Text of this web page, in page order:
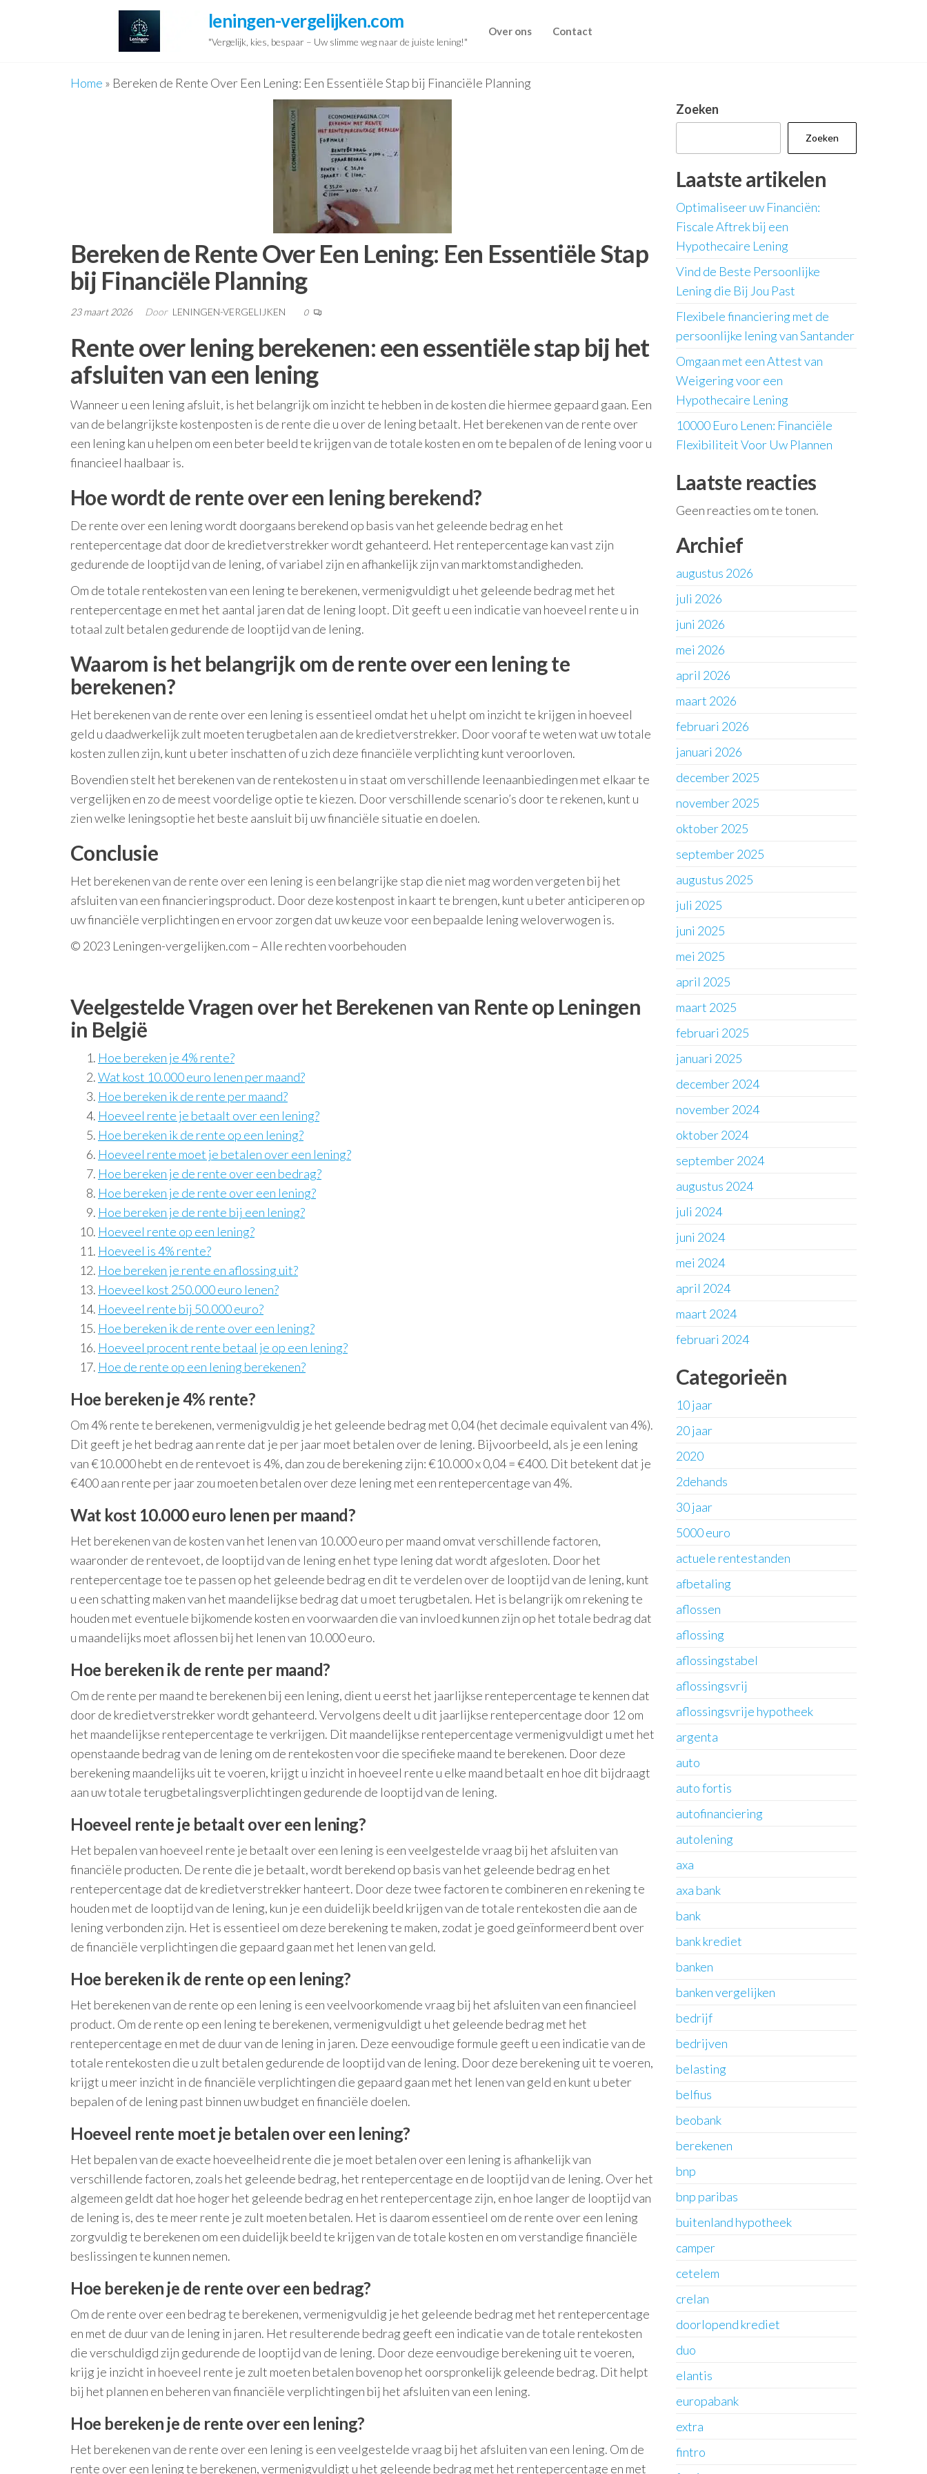
leningen-vergelijken.com
"Vergelijk, kies, bespaar – Uw slimme weg naar de juiste lening!"
Over ons Contact
Home » Bereken de Rente Over Een Lening: Een Essentiële Stap bij Financiële Planning
Bereken de Rente Over Een Lening: Een Essentiële Stap
bij Financiële Planning
23 maart 2026 Door LENINGEN-VERGELIJKEN 0
Rente over lening berekenen: een essentiële stap bij het
afsluiten van een lening
Wanneer u een lening afsluit, is het belangrijk om inzicht te hebben in de kosten die hiermee gepaard gaan. Een
van de belangrijkste kostenposten is de rente die u over de lening betaalt. Het berekenen van de rente over
een lening kan u helpen om een beter beeld te krijgen van de totale kosten en om te bepalen of de lening voor u
financieel haalbaar is.
Hoe wordt de rente over een lening berekend?
De rente over een lening wordt doorgaans berekend op basis van het geleende bedrag en het
rentepercentage dat door de kredietverstrekker wordt gehanteerd. Het rentepercentage kan vast zijn
gedurende de looptijd van de lening, of variabel zijn en afhankelijk zijn van marktomstandigheden.
Om de totale rentekosten van een lening te berekenen, vermenigvuldigt u het geleende bedrag met het
rentepercentage en met het aantal jaren dat de lening loopt. Dit geeft u een indicatie van hoeveel rente u in
totaal zult betalen gedurende de looptijd van de lening.
Waarom is het belangrijk om de rente over een lening te
berekenen?
Het berekenen van de rente over een lening is essentieel omdat het u helpt om inzicht te krijgen in hoeveel
geld u daadwerkelijk zult moeten terugbetalen aan de kredietverstrekker. Door vooraf te weten wat uw totale
kosten zullen zijn, kunt u beter inschatten of u zich deze financiële verplichting kunt veroorloven.
Bovendien stelt het berekenen van de rentekosten u in staat om verschillende leenaanbiedingen met elkaar te
vergelijken en zo de meest voordelige optie te kiezen. Door verschillende scenario’s door te rekenen, kunt u
zien welke leningsoptie het beste aansluit bij uw financiële situatie en doelen.
Conclusie
Het berekenen van de rente over een lening is een belangrijke stap die niet mag worden vergeten bij het
afsluiten van een financieringsproduct. Door deze kostenpost in kaart te brengen, kunt u beter anticiperen op
uw financiële verplichtingen en ervoor zorgen dat uw keuze voor een bepaalde lening weloverwogen is.
© 2023 Leningen-vergelijken.com – Alle rechten voorbehouden
Veelgestelde Vragen over het Berekenen van Rente op Leningen
in België
Hoe bereken je 4% rente?
Wat kost 10.000 euro lenen per maand?
Hoe bereken ik de rente per maand?
Hoeveel rente je betaalt over een lening?
Hoe bereken ik de rente op een lening?
Hoeveel rente moet je betalen over een lening?
Hoe bereken je de rente over een bedrag?
Hoe bereken je de rente over een lening?
Hoe bereken je de rente bij een lening?
Hoeveel rente op een lening?
Hoeveel is 4% rente?
Hoe bereken je rente en aflossing uit?
Hoeveel kost 250.000 euro lenen?
Hoeveel rente bij 50.000 euro?
Hoe bereken ik de rente over een lening?
Hoeveel procent rente betaal je op een lening?
Hoe de rente op een lening berekenen?
Hoe bereken je 4% rente?
Om 4% rente te berekenen, vermenigvuldig je het geleende bedrag met 0,04 (het decimale equivalent van 4%).
Dit geeft je het bedrag aan rente dat je per jaar moet betalen over de lening. Bijvoorbeeld, als je een lening
van €10.000 hebt en de rentevoet is 4%, dan zou de berekening zijn: €10.000 x 0,04 = €400. Dit betekent dat je
€400 aan rente per jaar zou moeten betalen over deze lening met een rentepercentage van 4%.
Wat kost 10.000 euro lenen per maand?
Het berekenen van de kosten van het lenen van 10.000 euro per maand omvat verschillende factoren,
waaronder de rentevoet, de looptijd van de lening en het type lening dat wordt afgesloten. Door het
rentepercentage toe te passen op het geleende bedrag en dit te verdelen over de looptijd van de lening, kunt
u een schatting maken van het maandelijkse bedrag dat u moet terugbetalen. Het is belangrijk om rekening te
houden met eventuele bijkomende kosten en voorwaarden die van invloed kunnen zijn op het totale bedrag dat
u maandelijks moet aflossen bij het lenen van 10.000 euro.
Hoe bereken ik de rente per maand?
Om de rente per maand te berekenen bij een lening, dient u eerst het jaarlijkse rentepercentage te kennen dat
door de kredietverstrekker wordt gehanteerd. Vervolgens deelt u dit jaarlijkse rentepercentage door 12 om
het maandelijkse rentepercentage te verkrijgen. Dit maandelijkse rentepercentage vermenigvuldigt u met het
openstaande bedrag van de lening om de rentekosten voor die specifieke maand te berekenen. Door deze
berekening maandelijks uit te voeren, krijgt u inzicht in hoeveel rente u elke maand betaalt en hoe dit bijdraagt
aan uw totale terugbetalingsverplichtingen gedurende de looptijd van de lening.
Hoeveel rente je betaalt over een lening?
Het bepalen van hoeveel rente je betaalt over een lening is een veelgestelde vraag bij het afsluiten van
financiële producten. De rente die je betaalt, wordt berekend op basis van het geleende bedrag en het
rentepercentage dat de kredietverstrekker hanteert. Door deze twee factoren te combineren en rekening te
houden met de looptijd van de lening, kun je een duidelijk beeld krijgen van de totale rentekosten die aan de
lening verbonden zijn. Het is essentieel om deze berekening te maken, zodat je goed geïnformeerd bent over
de financiële verplichtingen die gepaard gaan met het lenen van geld.
Hoe bereken ik de rente op een lening?
Het berekenen van de rente op een lening is een veelvoorkomende vraag bij het afsluiten van een financieel
product. Om de rente op een lening te berekenen, vermenigvuldigt u het geleende bedrag met het
rentepercentage en met de duur van de lening in jaren. Deze eenvoudige formule geeft u een indicatie van de
totale rentekosten die u zult betalen gedurende de looptijd van de lening. Door deze berekening uit te voeren,
krijgt u meer inzicht in de financiële verplichtingen die gepaard gaan met het lenen van geld en kunt u beter
bepalen of de lening past binnen uw budget en financiële doelen.
Hoeveel rente moet je betalen over een lening?
Het bepalen van de exacte hoeveelheid rente die je moet betalen over een lening is afhankelijk van
verschillende factoren, zoals het geleende bedrag, het rentepercentage en de looptijd van de lening. Over het
algemeen geldt dat hoe hoger het geleende bedrag en het rentepercentage zijn, en hoe langer de looptijd van
de lening is, des te meer rente je zult moeten betalen. Het is daarom essentieel om de rente over een lening
zorgvuldig te berekenen om een duidelijk beeld te krijgen van de totale kosten en om verstandige financiële
beslissingen te kunnen nemen.
Hoe bereken je de rente over een bedrag?
Om de rente over een bedrag te berekenen, vermenigvuldig je het geleende bedrag met het rentepercentage
en met de duur van de lening in jaren. Het resulterende bedrag geeft een indicatie van de totale rentekosten
die verschuldigd zijn gedurende de looptijd van de lening. Door deze eenvoudige berekening uit te voeren,
krijg je inzicht in hoeveel rente je zult moeten betalen bovenop het oorspronkelijk geleende bedrag. Dit helpt
bij het plannen en beheren van financiële verplichtingen bij het afsluiten van een lening.
Hoe bereken je de rente over een lening?
Het berekenen van de rente over een lening is een veelgestelde vraag bij het afsluiten van een lening. Om de
rente over een lening te berekenen, vermenigvuldigt u het geleende bedrag met het rentepercentage en met
Zoeken
Zoeken
Laatste artikelen
Optimaliseer uw Financiën:
Fiscale Aftrek bij een
Hypothecaire Lening
Vind de Beste Persoonlijke
Lening die Bij Jou Past
Flexibele financiering met de
persoonlijke lening van Santander
Omgaan met een Attest van
Weigering voor een
Hypothecaire Lening
10000 Euro Lenen: Financiële
Flexibiliteit Voor Uw Plannen
Laatste reacties
Geen reacties om te tonen.
Archief
augustus 2026
juli 2026
juni 2026
mei 2026
april 2026
maart 2026
februari 2026
januari 2026
december 2025
november 2025
oktober 2025
september 2025
augustus 2025
juli 2025
juni 2025
mei 2025
april 2025
maart 2025
februari 2025
januari 2025
december 2024
november 2024
oktober 2024
september 2024
augustus 2024
juli 2024
juni 2024
mei 2024
april 2024
maart 2024
februari 2024
Categorieën
10 jaar
20 jaar
2020
2dehands
30 jaar
5000 euro
actuele rentestanden
afbetaling
aflossen
aflossing
aflossingstabel
aflossingsvrij
aflossingsvrije hypotheek
argenta
auto
auto fortis
autofinanciering
autolening
axa
axa bank
bank
bank krediet
banken
banken vergelijken
bedrijf
bedrijven
belasting
belfius
beobank
berekenen
bnp
bnp paribas
buitenland hypotheek
camper
cetelem
crelan
doorlopend krediet
duo
elantis
europabank
extra
fintro